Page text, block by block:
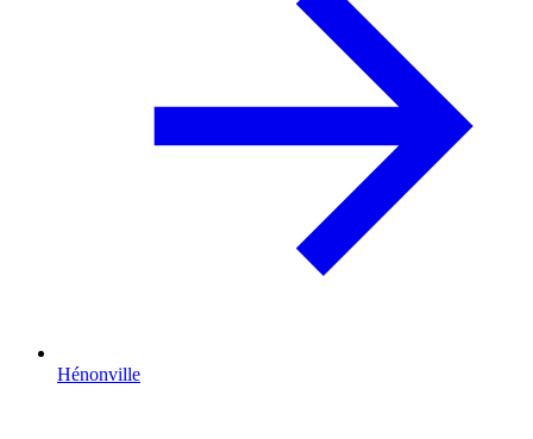
Hénonville